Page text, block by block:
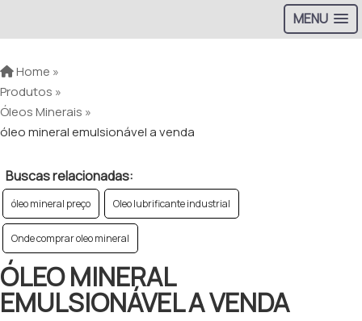
MENU
Home »
Produtos »
Óleos Minerais »
óleo mineral emulsionável a venda
Buscas relacionadas:
óleo mineral preço Oleo lubrificante industrial
Onde comprar oleo mineral
ÓLEO MINERAL
EMULSIONÁVEL A VENDA